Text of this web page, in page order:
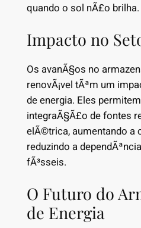
quando o sol nÃ£o brilha.
Impacto no
Os avanÃ§os no
renovÃ¡vel tÃªm um
de energia. Eles
integraÃ§Ã£o de fontes
elÃ©trica, aumentando a
reduzindo a
fÃ³sseis.
O Futuro do
de Energia